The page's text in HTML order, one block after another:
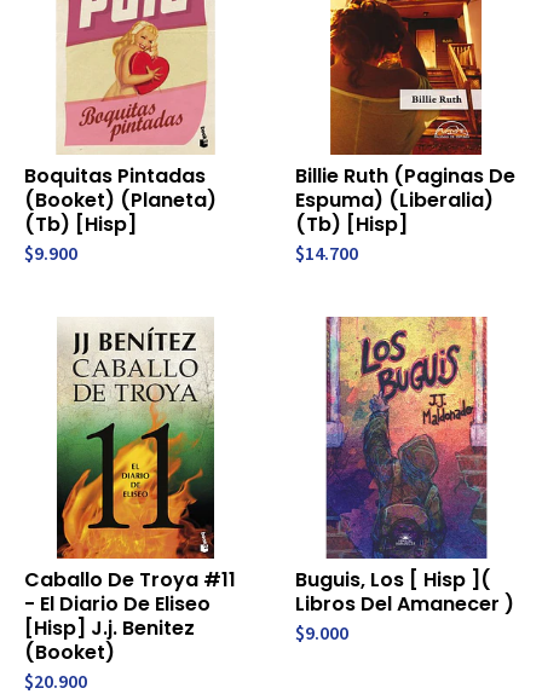
Boquitas Pintadas
(Booket) (Planeta)
(Tb) [Hisp]
$9.900
Billie Ruth (Paginas De
Espuma) (Liberalia)
(Tb) [Hisp]
$14.700
Caballo De Troya #11
- El Diario De Eliseo
[Hisp] J.j. Benitez
(Booket)
$20.900
Buguis, Los [ Hisp ](
Libros Del Amanecer )
$9.000